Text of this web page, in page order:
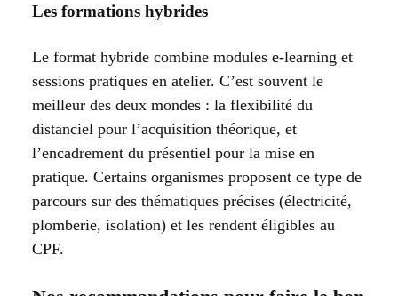
Les formations hybrides
Le format hybride combine modules e-learning et
sessions pratiques en atelier. C’est souvent le
meilleur des deux mondes : la flexibilité du
distanciel pour l’acquisition théorique, et
l’encadrement du présentiel pour la mise en
pratique. Certains organismes proposent ce type de
parcours sur des thématiques précises (électricité,
plomberie, isolation) et les rendent éligibles au
CPF.